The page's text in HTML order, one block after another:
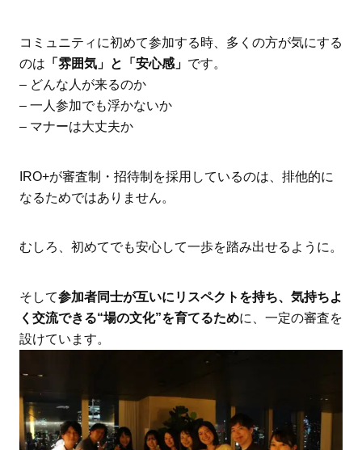
コミュニティに初めて参加する時、多くの方が気にする
のは 「雰囲気」と「安心感」 です。
– どんな人が来るのか
– 一人参加でも浮かないか
– マナーは大丈夫か
IRO+が審査制・招待制を採用しているのは、排他的に
なるためではありません。
むしろ、初めてでも安心して一歩を踏み出せるように。
そして参加者同士が互いにリスペクトを持ち、気持ちよ
く交流できる“場の文化”を育てるために、一定の審査を
設けています。